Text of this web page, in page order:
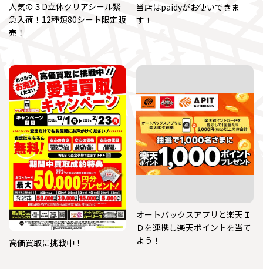
人気の３D立体クリアシール緊
急入荷！12種類80シート限定販
売！
当店はpaidyがお使いできま
す！
高価買取に挑戦中！
オートバックスアプリと楽天Ｉ
Ｄを連携し楽天ポイントを当て
よう！